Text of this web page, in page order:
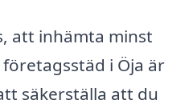
att inhämta minst
i Öja är
säkerställa att du